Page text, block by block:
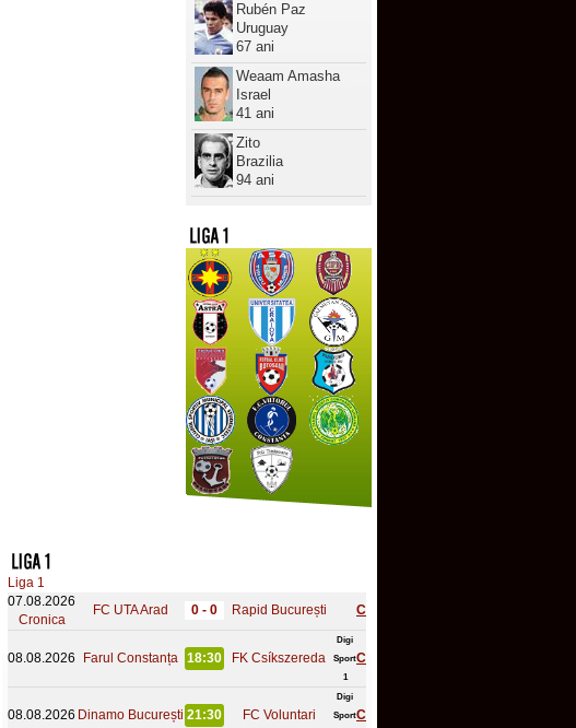
Rubén Paz
Uruguay
67 ani
Weaam Amasha
Israel
41 ani
Zito
Brazilia
94 ani
Liga 1
07.08.2026
Cronica
FC UTA Arad 0 - 0 Rapid București C
08.08.2026 Farul Constanța 18:30 FK Csíkszereda
Digi
Sport
1
C
08.08.2026 Dinamo București 21:30 FC Voluntari
Digi
SportC